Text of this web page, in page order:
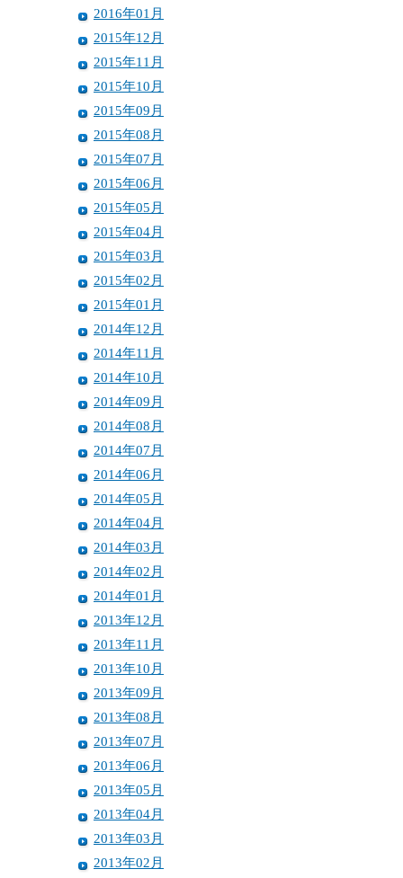
2016年01月
2015年12月
2015年11月
2015年10月
2015年09月
2015年08月
2015年07月
2015年06月
2015年05月
2015年04月
2015年03月
2015年02月
2015年01月
2014年12月
2014年11月
2014年10月
2014年09月
2014年08月
2014年07月
2014年06月
2014年05月
2014年04月
2014年03月
2014年02月
2014年01月
2013年12月
2013年11月
2013年10月
2013年09月
2013年08月
2013年07月
2013年06月
2013年05月
2013年04月
2013年03月
2013年02月